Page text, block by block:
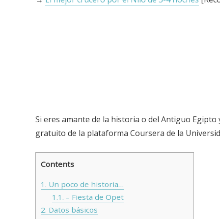
Si eres amante de la historia o del Antiguo
gratuito de la plataforma Coursera de la
Contents
1. Un poco de historia…
1.1. – Fiesta de Opet
2. Datos básicos